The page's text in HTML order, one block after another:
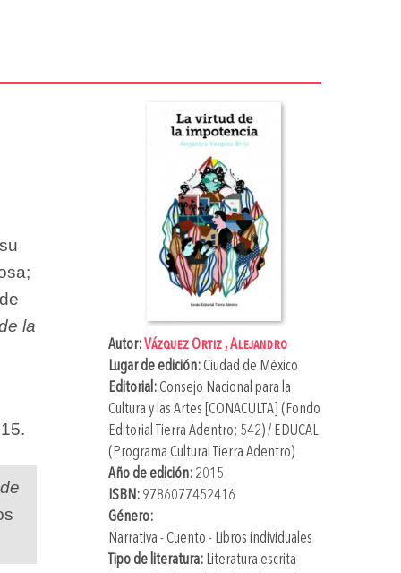
Autor:Vázquez Ortiz , Alejandro
Lugar de edición:Ciudad de México
Editorial:Consejo Nacional para la
Cultura y las Artes [CONACULTA] (Fondo
Editorial Tierra Adentro; 542) / EDUCAL
(Programa Cultural Tierra Adentro)
Año de edición:2015
ISBN: 9786077452416
Género:
Narrativa - Cuento - Libros individuales
Tipo de literatura:Literatura escrita
la